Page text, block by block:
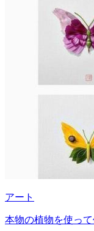
アート
本物の植物を使っ